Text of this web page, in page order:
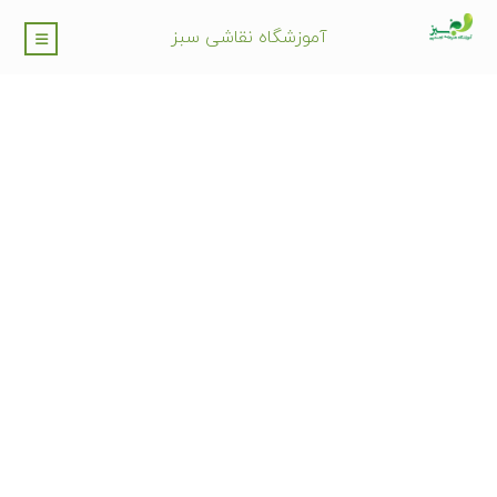
آموزشگاه نقاشی سبز